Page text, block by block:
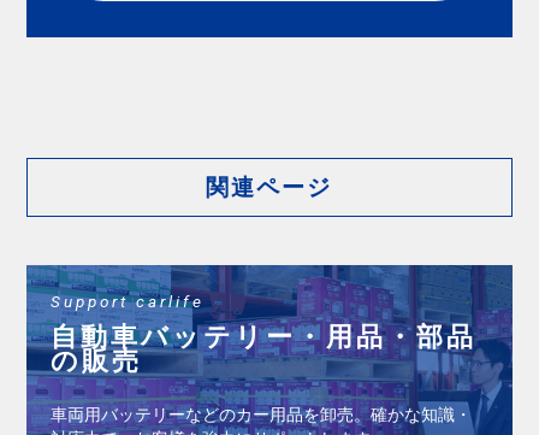
関連ページ
Support carlife
⾃動⾞バッテリー・⽤品・部品
の販売
⾞両⽤バッテリーなどのカー⽤品を卸売。確かな知識・